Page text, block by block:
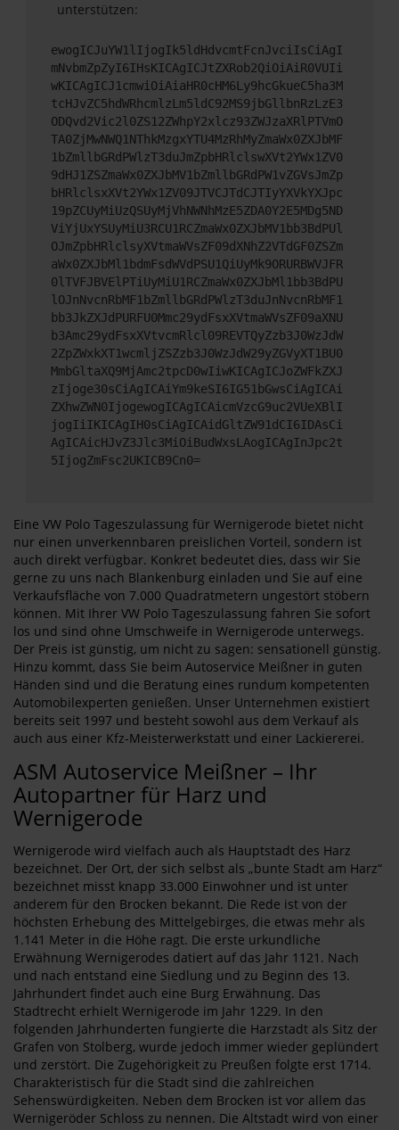
unterstützen:
ewogICJuYW1lIjogIk5ldHdvcmtFcnJvciIsCiAgI
mNvbmZpZyI6IHsKICAgICJtZXRob2QiOiAiR0VUIi
wKICAgICJ1cmwiOiAiaHR0cHM6Ly9hcGkueC5ha3M
tcHJvZC5hdWRhcmlzLm5ldC92MS9jbGllbnRzLzE3
ODQvd2Vic2l0ZS12ZWhpY2xlcz93ZWJzaXRlPTVmO
TA0ZjMwNWQ1NThkMzgxYTU4MzRhMyZmaWx0ZXJbMF
1bZmllbGRdPWlzT3duJmZpbHRlclswXVt2YWx1ZV0
9dHJ1ZSZmaWx0ZXJbMV1bZmllbGRdPW1vZGVsJmZp
bHRlclsxXVt2YWx1ZV09JTVCJTdCJTIyYXVkYXJpc
19pZCUyMiUzQSUyMjVhNWNhMzE5ZDA0Y2E5MDg5ND
ViYjUxYSUyMiU3RCU1RCZmaWx0ZXJbMV1bb3BdPUl
OJmZpbHRlclsyXVtmaWVsZF09dXNhZ2VTdGF0ZSZm
aWx0ZXJbMl1bdmFsdWVdPSU1QiUyMk9ORURBWVJFR
0lTVFJBVElPTiUyMiU1RCZmaWx0ZXJbMl1bb3BdPU
lOJnNvcnRbMF1bZmllbGRdPWlzT3duJnNvcnRbMF1
bb3JkZXJdPURFU0Mmc29ydFsxXVtmaWVsZF09aXNU
b3Amc29ydFsxXVtvcmRlcl09REVTQyZzb3J0WzJdW
2ZpZWxkXT1wcmljZSZzb3J0WzJdW29yZGVyXT1BU0
MmbGltaXQ9MjAmc2tpcD0wIiwKICAgICJoZWFkZXJ
zIjoge30sCiAgICAiYm9keSI6IG51bGwsCiAgICAi
ZXhwZWN0IjogewogICAgICAicmVzcG9uc2VUeXBlI
jogIiIKICAgIH0sCiAgICAidGltZW91dCI6IDAsCi
AgICAicHJvZ3Jlc3MiOiBudWxsLAogICAgInJpc2t
5IjogZmFsc2UKICB9Cn0=
Eine VW Polo Tageszulassung für Wernigerode bietet nicht
nur einen unverkennbaren preislichen Vorteil, sondern ist
auch direkt verfügbar. Konkret bedeutet dies, dass wir Sie
gerne zu uns nach Blankenburg einladen und Sie auf eine
Verkaufsfläche von 7.000 Quadratmetern ungestört stöbern
können. Mit Ihrer VW Polo Tageszulassung fahren Sie sofort
los und sind ohne Umschweife in Wernigerode unterwegs.
Der Preis ist günstig, um nicht zu sagen: sensationell günstig.
Hinzu kommt, dass Sie beim Autoservice Meißner in guten
Händen sind und die Beratung eines rundum kompetenten
Automobilexperten genießen. Unser Unternehmen existiert
bereits seit 1997 und besteht sowohl aus dem Verkauf als
auch aus einer Kfz-Meisterwerkstatt und einer Lackiererei.
ASM Autoservice Meißner – Ihr
Autopartner für Harz und
Wernigerode
Wernigerode wird vielfach auch als Hauptstadt des Harz
bezeichnet. Der Ort, der sich selbst als „bunte Stadt am Harz“
bezeichnet misst knapp 33.000 Einwohner und ist unter
anderem für den Brocken bekannt. Die Rede ist von der
höchsten Erhebung des Mittelgebirges, die etwas mehr als
1.141 Meter in die Höhe ragt. Die erste urkundliche
Erwähnung Wernigerodes datiert auf das Jahr 1121. Nach
und nach entstand eine Siedlung und zu Beginn des 13.
Jahrhundert findet auch eine Burg Erwähnung. Das
Stadtrecht erhielt Wernigerode im Jahr 1229. In den
folgenden Jahrhunderten fungierte die Harzstadt als Sitz der
Grafen von Stolberg, wurde jedoch immer wieder geplündert
und zerstört. Die Zugehörigkeit zu Preußen folgte erst 1714.
Charakteristisch für die Stadt sind die zahlreichen
Sehenswürdigkeiten. Neben dem Brocken ist vor allem das
Wernigeröder Schloss zu nennen. Die Altstadt wird von einer